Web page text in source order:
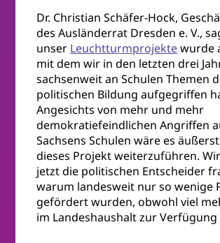
Dr. Christian Schäfer-Hock,
des Ausländerrat Dresden e. V.,
unser Leuchtturmprojektewurde
mit dem wir in den letzten drei
sachsenweit an Schulen Themen
politischen Bildung aufgegriffen
Angesichts von mehr und mehr
demokratiefeindlichen Angriffen
Sachsens Schulen wäre es
dieses Projekt weiterzuführen.
jetzt die politischen Entscheider
warum landesweit nur so wenige
gefördert wurden, obwohl viel
im Landeshaushalt zur